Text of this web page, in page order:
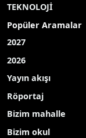
TEKNOLOJİ
Popüler Aramalar
2027
2026
Yayın akışı
Röportaj
Bizim mahalle
Bizim okul